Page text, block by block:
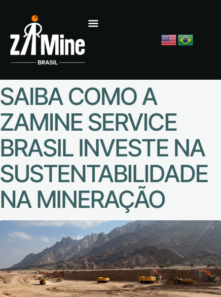
SAIBA COMO A
ZAMINE SERVICE
BRASIL INVESTE NA
SUSTENTABILIDADE
NA MINERAÇÃO